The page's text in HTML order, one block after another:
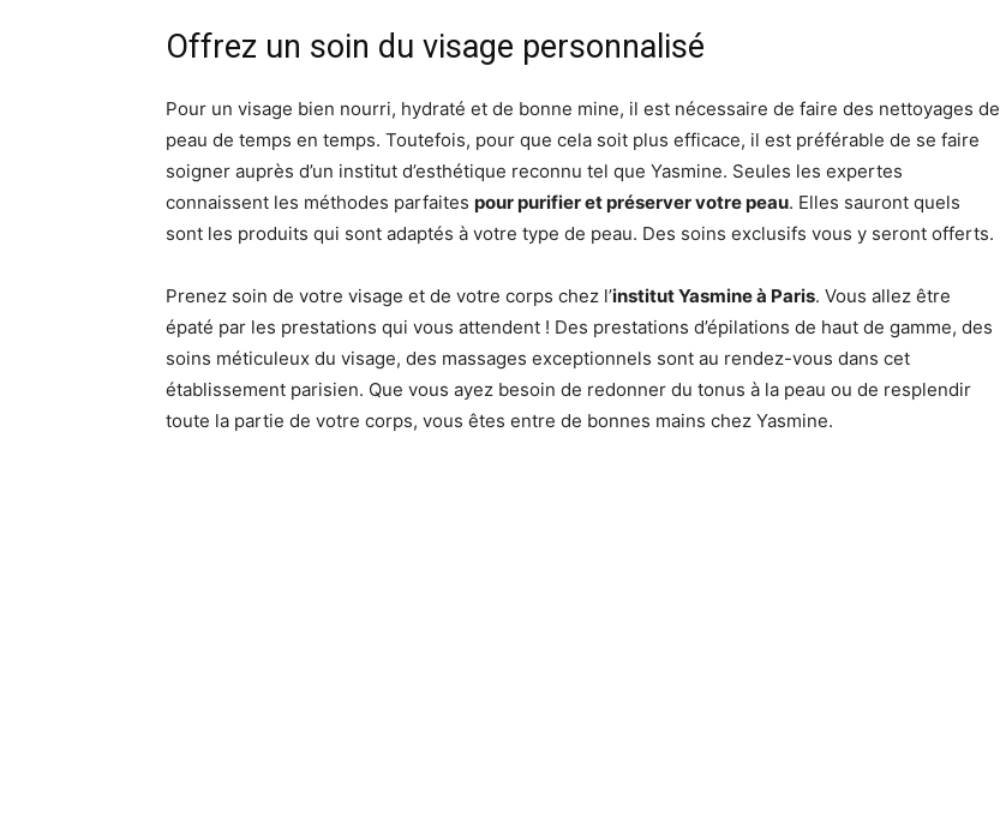
Offrez un soin du visage personnalisé
Pour un visage bien nourri, hydraté et de bonne mine, il est nécessaire de faire des nettoyages de
peau de temps en temps. Toutefois, pour que cela soit plus efficace, il est préférable de se faire
soigner auprès d’un institut d’esthétique reconnu tel que Yasmine. Seules les expertes
connaissent les méthodes parfaites pour purifier et préserver votre peau. Elles sauront quels
sont les produits qui sont adaptés à votre type de peau. Des soins exclusifs vous y seront offerts.
Prenez soin de votre visage et de votre corps chez l’institut Yasmine à Paris. Vous allez être
épaté par les prestations qui vous attendent ! Des prestations d’épilations de haut de gamme, des
soins méticuleux du visage, des massages exceptionnels sont au rendez-vous dans cet
établissement parisien. Que vous ayez besoin de redonner du tonus à la peau ou de resplendir
toute la partie de votre corps, vous êtes entre de bonnes mains chez Yasmine.